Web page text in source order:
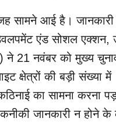
सामने आई है।
एंड सोशल एक्शन,
ने 21 नवंबर को मुख्य
क्षेत्रों की बड़ी संख्या में
का सामना करना
जानकारी न होने के